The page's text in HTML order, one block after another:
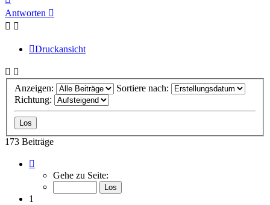
oben
Antworten
Druckansicht
Anzeigen:
Sortiere nach:
Richtung:
173 Beiträge
von
Gehe zu Seite:
1